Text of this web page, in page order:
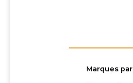
Marques